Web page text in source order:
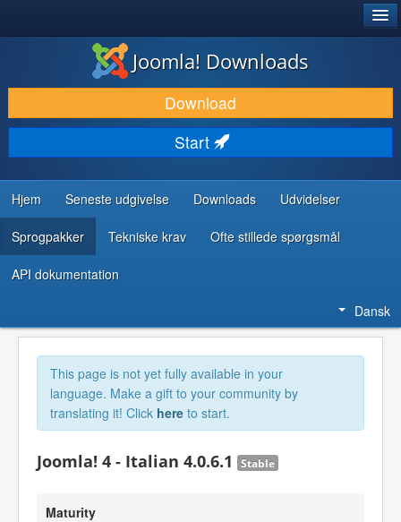
DOWNLOAD & UDVID
OPDAG & LÆR
FÆLLESSKABET & SUPPORT
UDVIKLERRESSOURCER
Joomla! Downloads
Download
Start
Hjem Seneste udgivelse Downloads Udvidelser
Sprogpakker Tekniske krav Ofte stillede spørgsmål
API dokumentation
Dansk
This page is not yet fully available in your
language. Make a gift to your community by
translating it! Click here to start.
Joomla! 4 - Italian 4.0.6.1 Stable
Maturity